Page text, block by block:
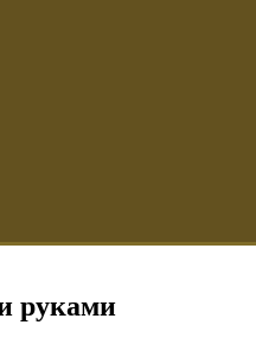
руками